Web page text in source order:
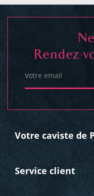
Votre caviste de
Service client
Rendez-
Votre email